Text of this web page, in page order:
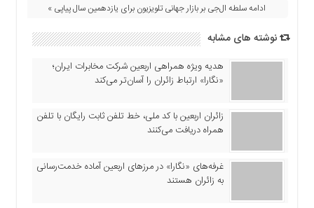
ادامه سلطه ال‌جی بر بازار جهانی تلویزیون برای یازدهمین سال پیاپی »
نوشته های مشابه
هدیه ویژه همراهی اربعین شرکت مخابرات ایران؛
«نگارا» ارتباط زائران را آسان‌تر می‌کند
زائران اربعین با کد ملی، خط تلفن ثابت رایگان با تلفن
همراه دریافت می‌کنند
غرفه‌های «نگارا» در مرزهای اربعین آماده خدمت‌رسانی
به زائران هستند